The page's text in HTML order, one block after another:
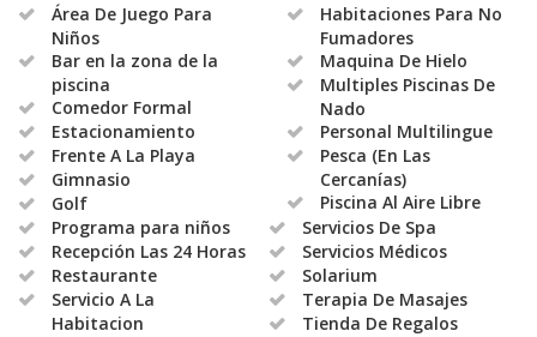
Área De Juego Para
Niños
Bar en la zona de la
piscina
Comedor Formal
Estacionamiento
Frente A La Playa
Gimnasio
Golf
Habitaciones Para No
Fumadores
Maquina De Hielo
Multiples Piscinas De
Nado
Personal Multilingue
Pesca (En Las
Cercanías)
Piscina Al Aire Libre
Programa para niños
Recepción Las 24 Horas
Restaurante
Servicio A La
Habitacion
Servicios De Spa
Servicios Médicos
Solarium
Terapia De Masajes
Tienda De Regalos